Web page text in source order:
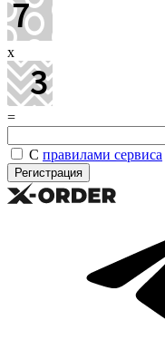
x
=
С правилами сервиса